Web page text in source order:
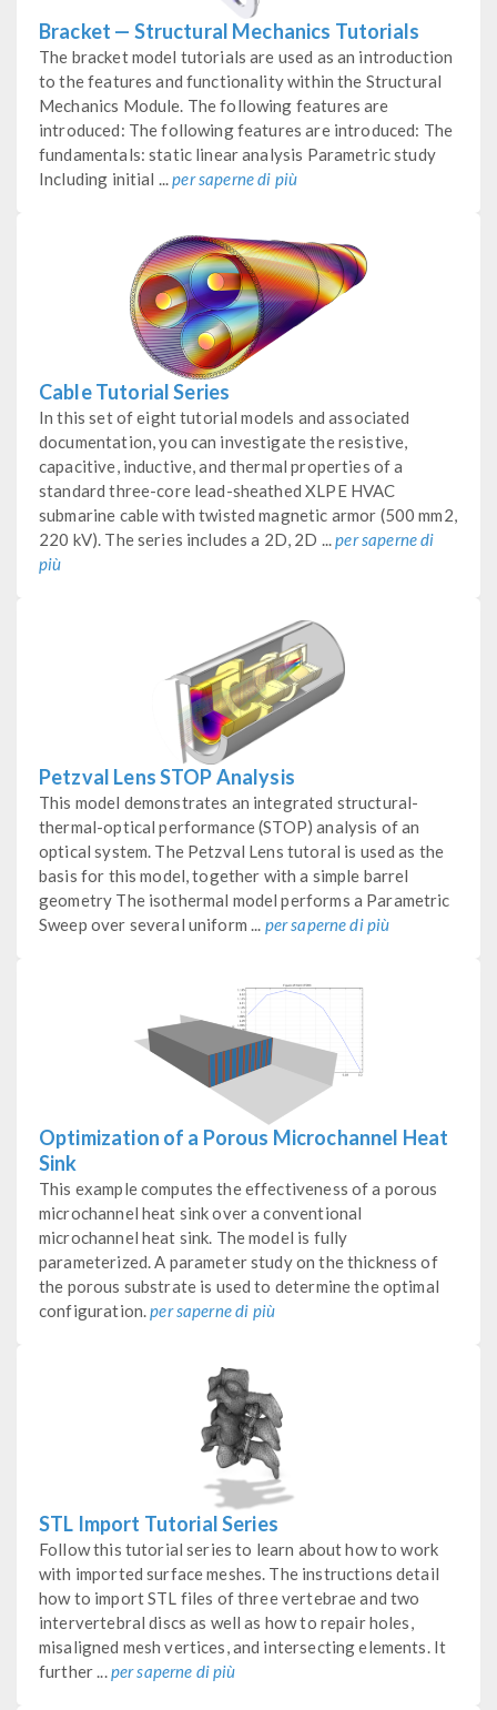
Bracket — Structural Mechanics Tutorials
The bracket model tutorials are used as an introduction
to the features and functionality within the Structural
Mechanics Module. The following features are
introduced: The following features are introduced: The
fundamentals: static linear analysis Parametric study
Including initial ...per saperne di più
Cable Tutorial Series
In this set of eight tutorial models and associated
documentation, you can investigate the resistive,
capacitive, inductive, and thermal properties of a
standard three-core lead-sheathed XLPE HVAC
submarine cable with twisted magnetic armor (500 mm2,
220 kV). The series includes a 2D, 2D ...per saperne di
più
Petzval Lens STOP Analysis
This model demonstrates an integrated structural-
thermal-optical performance (STOP) analysis of an
optical system. The Petzval Lens tutoral is used as the
basis for this model, together with a simple barrel
geometry The isothermal model performs a Parametric
Sweep over several uniform ... per saperne di più
Optimization of a Porous Microchannel Heat
Sink
This example computes the effectiveness of a porous
microchannel heat sink over a conventional
microchannel heat sink. The model is fully
parameterized. A parameter study on the thickness of
the porous substrate is used to determine the optimal
configuration.per saperne di più
STL Import Tutorial Series
Follow this tutorial series to learn about how to work
with imported surface meshes. The instructions detail
how to import STL files of three vertebrae and two
intervertebral discs as well as how to repair holes,
misaligned mesh vertices, and intersecting elements. It
further ...per saperne di più